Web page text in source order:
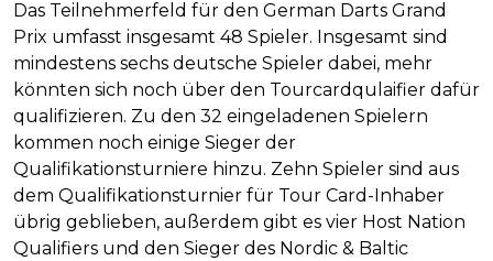
Das Teilnehmerfeld für den German Darts Grand
Prix umfasst insgesamt 48 Spieler. Insgesamt sind
mindestens sechs deutsche Spieler dabei, mehr
könnten sich noch über den Tourcardqulaifier dafür
qualifizieren. Zu den 32 eingeladenen Spielern
kommen noch einige Sieger der
Qualifikationsturniere hinzu. Zehn Spieler sind aus
dem Qualifikationsturnier für Tour Card-Inhaber
übrig geblieben, außerdem gibt es vier Host Nation
Qualifiers und den Sieger des Nordic & Baltic